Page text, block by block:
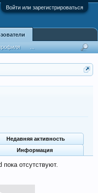
Войти или зарегистрироваться
Недавняя активность
Информация
отсутствуют.